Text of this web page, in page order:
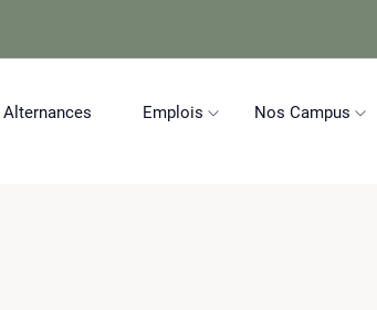
Alternances Emplois Nos Campus